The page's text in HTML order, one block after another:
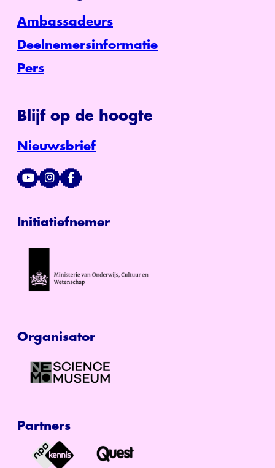
Ambassadeurs
Deelnemersinformatie
Pers
Blijf op de hoogte
Nieuwsbrief
Initiatiefnemer
Organisator
Partners